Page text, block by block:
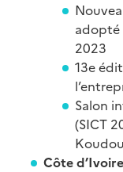
adopté
2023
13e
Salon
(SICT
Côte d’Ivoire